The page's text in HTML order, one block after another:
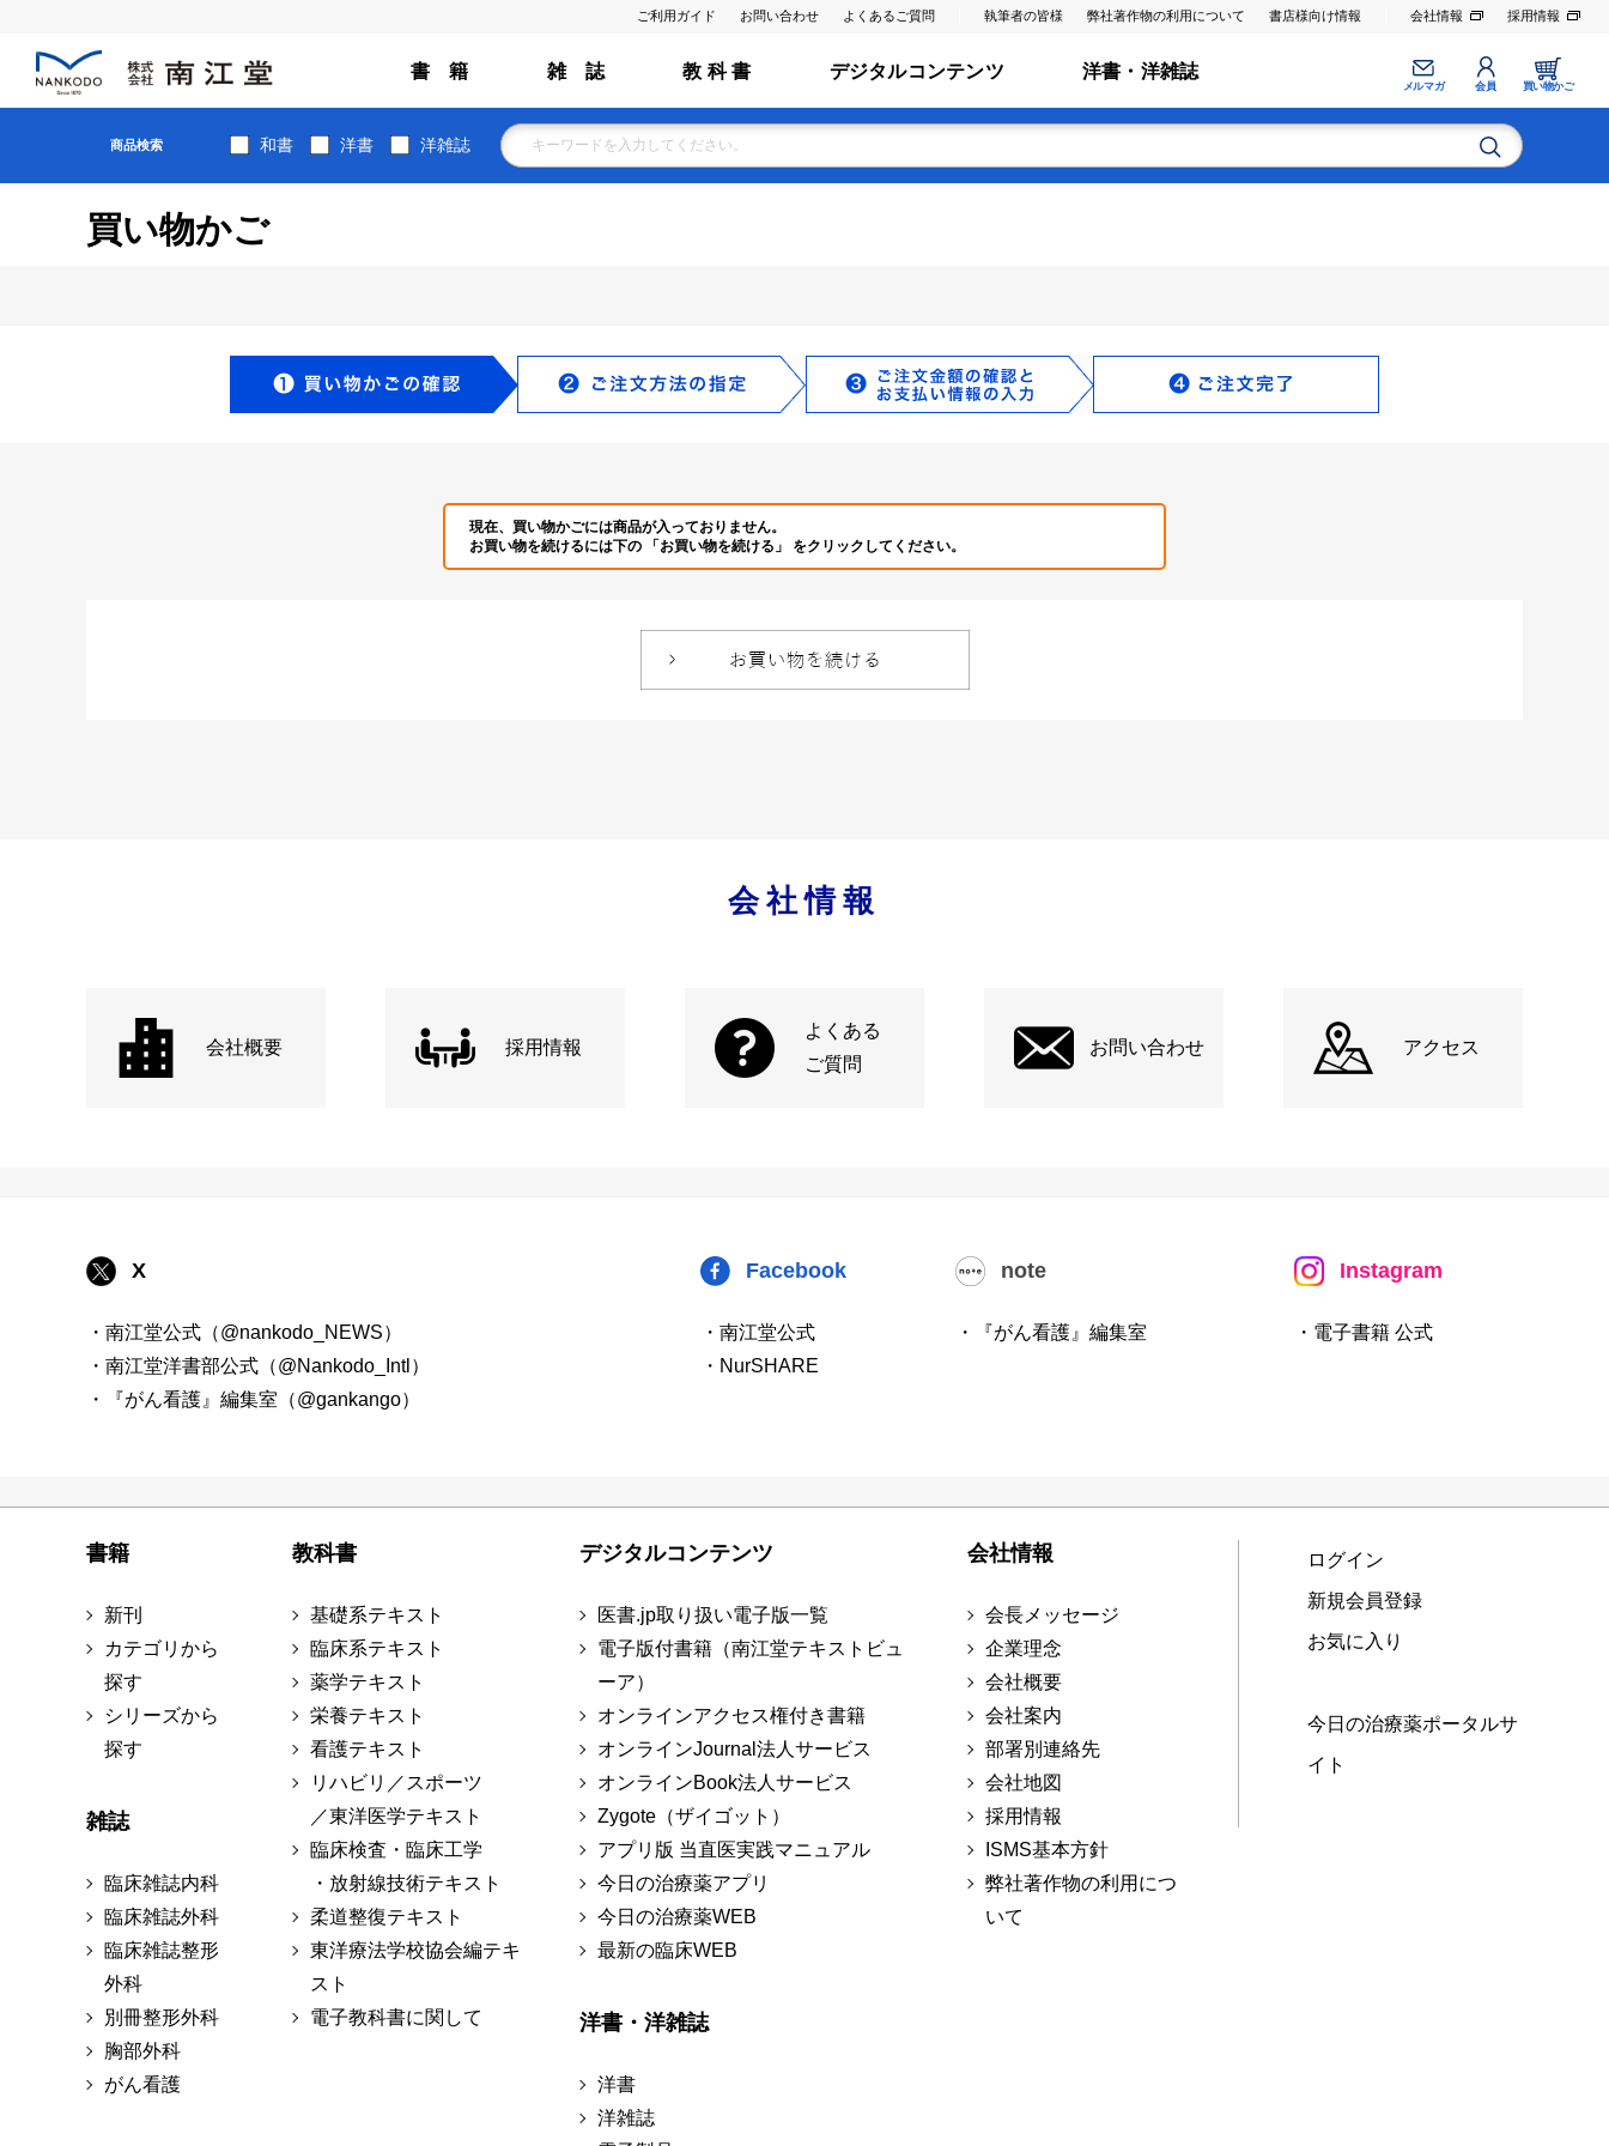
ご利用ガイド お問い合わせ よくあるご質問 執筆者の皆様 弊社著作物の利用について 書店様向け情報 会社情報 採用情報
書 籍 雑 誌 教 科 書 デジタルコンテンツ 洋書・洋雑誌
メルマガ 会員 買い物かご
商品検索 和書 洋書 洋雑誌
買い物かご
現在、買い物かごには商品が入っておりません。
お買い物を続けるには下の 「お買い物を続ける」 をクリックしてください。
会社情報
会社概要 採用情報
よくある
ご質問
お問い合わせ アクセス
X
・南江堂公式（@nankodo_NEWS）
・南江堂洋書部公式（@Nankodo_Intl）
・『がん看護』編集室（@gankango）
Facebook
・南江堂公式
・NurSHARE
note
・『がん看護』編集室
Instagram
・電子書籍 公式
書籍
新刊
カテゴリから
探す
シリーズから
探す
雑誌
臨床雑誌内科
臨床雑誌外科
臨床雑誌整形
外科
別冊整形外科
胸部外科
がん看護
教科書
基礎系テキスト
臨床系テキスト
薬学テキスト
栄養テキスト
看護テキスト
リハビリ／スポーツ
／東洋医学テキスト
臨床検査・臨床工学
・放射線技術テキスト
柔道整復テキスト
東洋療法学校協会編テキ
スト
電子教科書に関して
デジタルコンテンツ
医書.jp取り扱い電子版一覧
電子版付書籍（南江堂テキストビュ
ーア）
オンラインアクセス権付き書籍
オンラインJournal法人サービス
オンラインBook法人サービス
Zygote（ザイゴット）
アプリ版 当直医実践マニュアル
今日の治療薬アプリ
今日の治療薬WEB
最新の臨床WEB
洋書・洋雑誌
洋書
洋雑誌
会社情報
会長メッセージ
企業理念
会社概要
会社案内
部署別連絡先
会社地図
採用情報
ISMS基本方針
弊社著作物の利用につ
いて
ログイン
新規会員登録
お気に入り
今日の治療薬ポータルサ
イト